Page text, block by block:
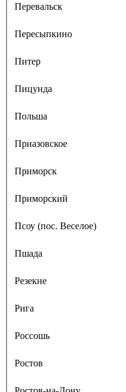
Перевальск
Пересыпкино
Питер
Пицунда
Польша
Приазовское
Приморск
Приморский
Псоу (пос. Веселое)
Пшада
Резекне
Рига
Россошь
Ростов